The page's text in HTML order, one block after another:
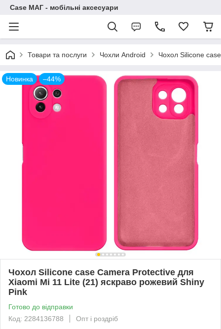
Case МАГ - мобільні аксесуари
Товари та послуги Чохли Android Чохол Silicone
Новинка –44%
Чохол Silicone case Camera Protective для
Xiaomi Mi 11 Lite (21) яскраво рожевий Shiny
Pink
Готово до відправки
Код: 2284136788
Опт і роздріб